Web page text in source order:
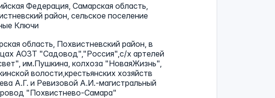
Федерация, Самарская область,
район, сельское поселение
Ключи
область, Похвистневский район, в
АОЗТ "Садовод","Россия",с/х артелей
им.Пушкина, колхоза "НоваяЖизнь",
волости,крестьянских хозяйств
А.Г. и Ревизовой А.И.-магистральный
"Похвистнево-Самара"